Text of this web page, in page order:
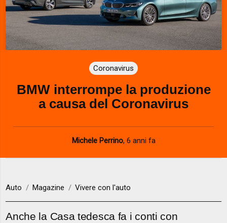
Coronavirus
BMW interrompe la produzione
a causa del Coronavirus
Michele Perrino, 6 anni fa
Auto Magazine Vivere con l'auto
Anche la Casa tedesca fa i conti con